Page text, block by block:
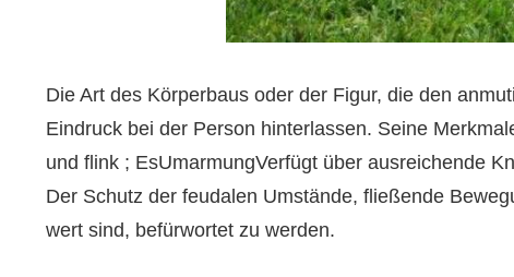
Die Art des Körperbaus oder der Figur, die den
Eindruck bei der Person hinterlassen. Seine
und flink ; EsUmarmungVerfügt über ausreichende
Der Schutz der feudalen Umstände, fließende
wert sind, befürwortet zu werden.